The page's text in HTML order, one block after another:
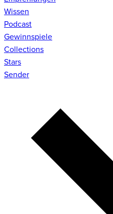
Wissen
Podcast
Gewinnspiele
Collections
Stars
Sender